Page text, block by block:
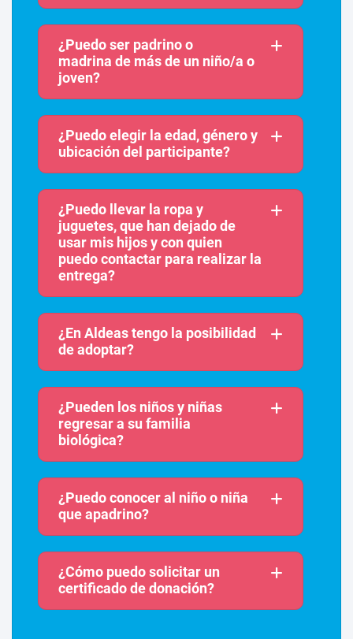
¿Puedo ser padrino o
madrina de más de un niño/a o
joven?
¿Puedo elegir la edad, género y
ubicación del participante?
¿Puedo llevar la ropa y
juguetes, que han dejado de
usar mis hijos y con quien
puedo contactar para realizar la
entrega?
¿En Aldeas tengo la posibilidad
de adoptar?
¿Pueden los niños y niñas
regresar a su familia
biológica?
¿Puedo conocer al niño o niña
que apadrino?
¿Cómo puedo solicitar un
certificado de donación?